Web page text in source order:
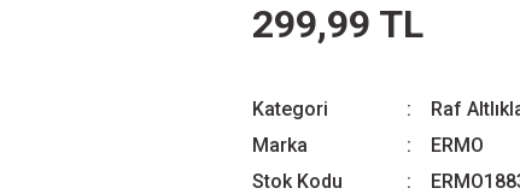
299,99 TL
Kategori
Raf
Marka
ERMO
Stok Kodu